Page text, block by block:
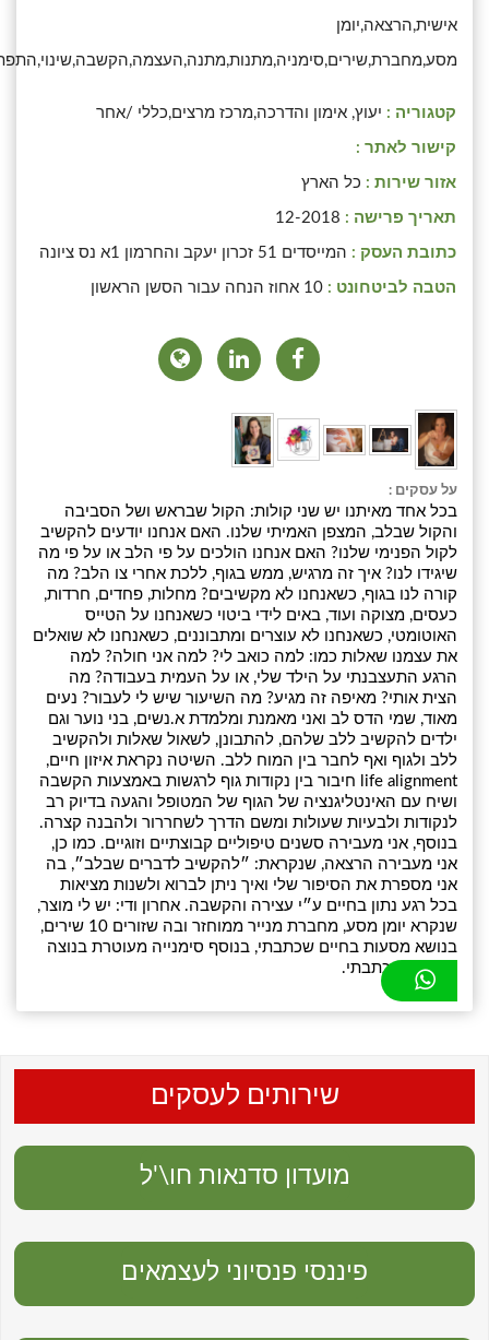
אישית,הרצאה,יומן
מסע,מחברת,שירים,סימניה,מתנות,מתנה,העצמה,הקשבה,שינוי,התפתחות
קטגוריה :יעוץ, אימון והדרכה,מרכז מרצים,כללי /אחר
קישור לאתר :
אזור שירות :כל הארץ
תאריך פרישה :12-2018
כתובת העסק :המייסדים 51 זכרון יעקב והחרמון 1א נס ציונה
הטבה לביטחונט :10 אחוז הנחה עבור הסשן הראשון
על עסקים :
בכל אחד מאיתנו יש שני קולות: הקול שבראש ושל הסביבה
והקול שבלב, המצפן האמיתי שלנו. האם אנחנו יודעים להקשיב
לקול הפנימי שלנו? האם אנחנו הולכים על פי הלב או על פי מה
שיגידו לנו? איך זה מרגיש, ממש בגוף, ללכת אחרי צו הלב? מה
קורה לנו בגוף, כשאנחנו לא מקשיבים? מחלות, פחדים, חרדות,
כעסים, מצוקה ועוד, באים לידי ביטוי כשאנחנו על הטייס
האוטומטי, כשאנחנו לא עוצרים ומתבוננים, כשאנחנו לא שואלים
את עצמנו שאלות כמו: למה כואב לי? למה אני חולה? למה
הרגע התעצבנתי על הילד שלי, או על העמית בעבודה? מה
הצית אותי? מאיפה זה מגיע? מה השיעור שיש לי לעבור? נעים
מאוד, שמי הדס לב ואני מאמנת ומלמדת א.נשים, בני נוער וגם
ילדים להקשיב ללב שלהם, להתבונן, לשאול שאלות ולהקשיב
ללב ולגוף ואף לחבר בין המוח ללב. השיטה נקראת איזון חיים,
life alignment חיבור בין נקודות גוף לרגשות באמצעות הקשבה
ושיח עם האינטליגנציה של הגוף של המטופל והגעה בדיוק רב
לנקודות ולבעיות שעולות ומשם הדרך לשחררור ולהבנה קצרה.
בנוסף, אני מעבירה סשנים טיפוליים קבוצתיים וזוגיים. כמו כן,
אני מעבירה הרצאה, שנקראת: ״להקשיב לדברים שבלב״, בה
אני מספרת את הסיפור שלי ואיך ניתן לברוא ולשנות מציאות
בכל רגע נתון בחיים ע״י עצירה והקשבה. אחרון ודי: יש לי מוצר,
שנקרא יומן מסע, מחברת מנייר ממוחזר ובה שזורים 10 שירים,
בנושא מסעות בחיים שכתבתי, בנוסף סימנייה מעוטרת בנוצה
עם שיר שכתבתי.
שירותים לעסקים
מועדון סדנאות חו\'ל
פיננסי פנסיוני לעצמאים